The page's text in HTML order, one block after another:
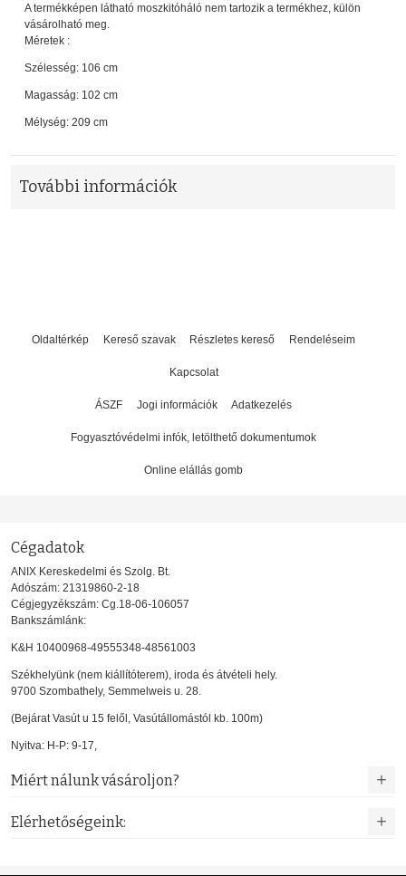
A termékképen látható moszkitóháló nem tartozik a termékhez, külön
vásárolható meg.
Méretek :
Szélesség: 106 cm
Magasság: 102 cm
Mélység: 209 cm
További információk
Oldaltérkép Kereső szavak Részletes kereső Rendeléseim
Kapcsolat
ÁSZF Jogi információk Adatkezelés
Fogyasztóvédelmi infók, letölthető dokumentumok
Online elállás gomb
Cégadatok
ANIX Kereskedelmi és Szolg. Bt.
Adószám: 21319860-2-18
Cégjegyzékszám: Cg.18-06-106057
Bankszámlánk:
K&H 10400968-49555348-48561003
Székhelyünk (nem kiállítóterem), iroda és átvételi hely.
9700 Szombathely, Semmelweis u. 28.
(Bejárat Vasút u 15 felől, Vasútállomástól kb. 100m)
Nyitva: H-P: 9-17,
Miért nálunk vásároljon?
Elérhetőségeink: